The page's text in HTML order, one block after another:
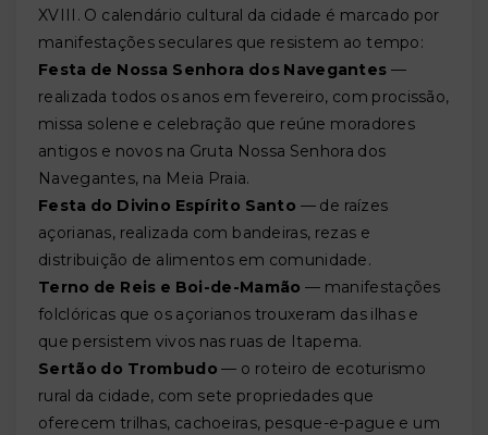
XVIII. O calendário cultural da cidade é marcado por
manifestações seculares que resistem ao tempo:
Festa de Nossa Senhora dos Navegantes —
realizada todos os anos em fevereiro, com procissão,
missa solene e celebração que reúne moradores
antigos e novos na Gruta Nossa Senhora dos
Navegantes, na Meia Praia.
Festa do Divino Espírito Santo — de raízes
açorianas, realizada com bandeiras, rezas e
distribuição de alimentos em comunidade.
Terno de Reis e Boi-de-Mamão — manifestações
folclóricas que os açorianos trouxeram das ilhas e
que persistem vivos nas ruas de Itapema.
Sertão do Trombudo — o roteiro de ecoturismo
rural da cidade, com sete propriedades que
oferecem trilhas, cachoeiras, pesque-e-pague e um